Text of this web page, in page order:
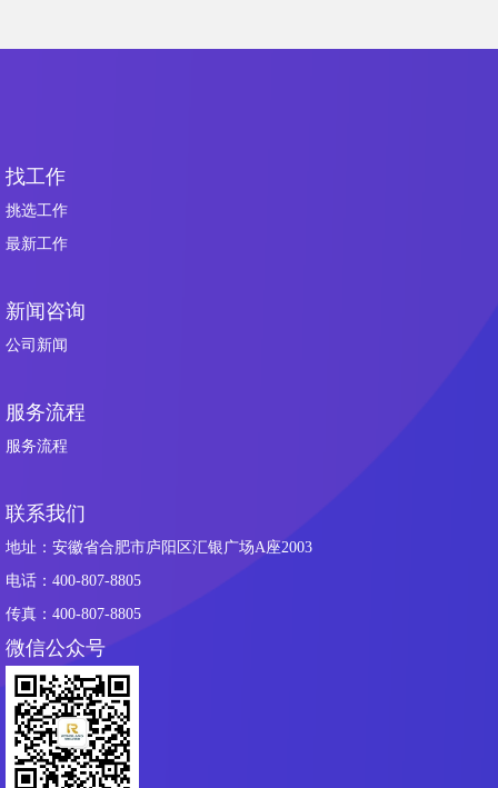
找工作
挑选工作
最新工作
新闻咨询
公司新闻
服务流程
服务流程
联系我们
地址：安徽省合肥市庐阳区汇银广场A座2003
电话：400-807-8805
传真：400-807-8805
微信公众号